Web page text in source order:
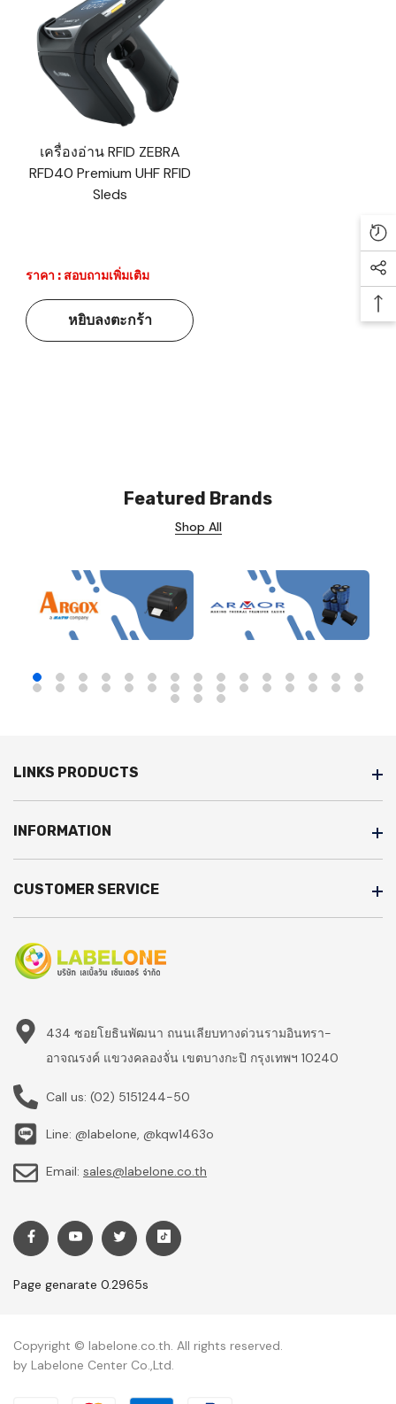
เครื่องอ่าน RFID ZEBRA
RFD40 Premium UHF RFID
Sleds
ราคา : สอบถามเพิ่มเติม
หยิบลงตะกร้า
Featured Brands
Shop All
LINKS PRODUCTS
INFORMATION
CUSTOMER SERVICE
434 ซอยโยธินพัฒนา ถนนเลียบทางด่วนรามอินทรา-
อาจณรงค์ แขวงคลองจั่น เขตบางกะปิ กรุงเทพฯ 10240
Call us: (02) 5151244-50
Line: @labelone, @kqw1463o
Email: sales@labelone.co.th
Page genarate 0.2965s
Copyright © labelone.co.th. All rights reserved.
by Labelone Center Co.,Ltd.